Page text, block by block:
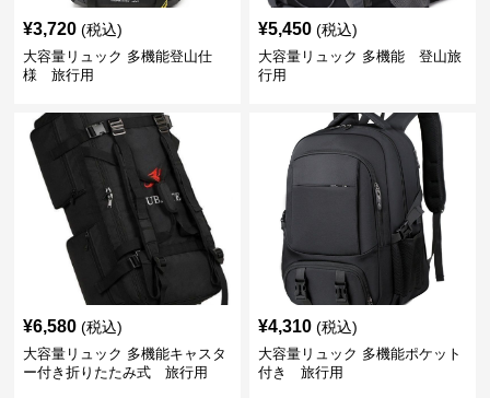
¥3,720 (税込)
大容量リュック 多機能登山仕
様 旅行用
¥5,450 (税込)
大容量リュック 多機能 登山旅
行用
¥6,580 (税込)
大容量リュック 多機能キャスタ
ー付き折りたたみ式 旅行用
¥4,310 (税込)
大容量リュック 多機能ポケット
付き 旅行用